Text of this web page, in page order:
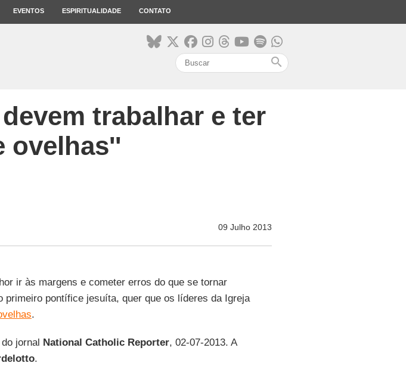
EVENTOS ESPIRITUALIDADE CONTATO
search
trabalhar e ter
ovelhas''
09 Julho 2013
ir às margens e cometer erros do que se tornar
primeiro pontífice jesuíta, quer que os líderes da Igreja
.
jornal National Catholic Reporter, 02-07-2013. A
.